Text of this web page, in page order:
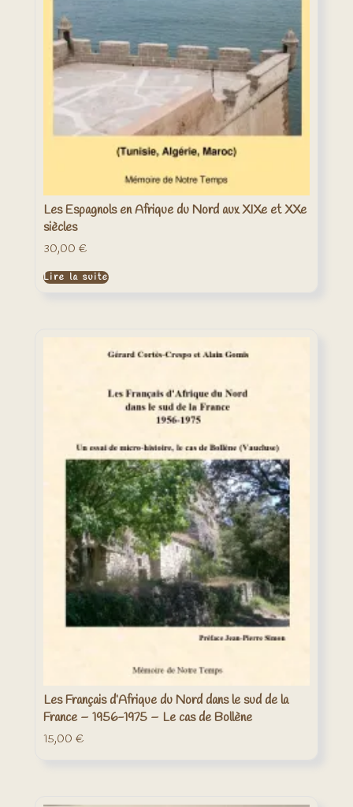
Les Espagnols en Afrique du Nord aux XIXe et XXe
siècles
30,00 €
Lire la suite
Les Français d’Afrique du Nord dans le sud de la
France – 1956-1975 – Le cas de Bollène
15,00 €